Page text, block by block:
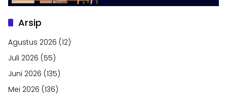
Arsip
Agustus 2026 (12)
Juli 2026 (55)
Juni 2026 (135)
Mei 2026 (136)